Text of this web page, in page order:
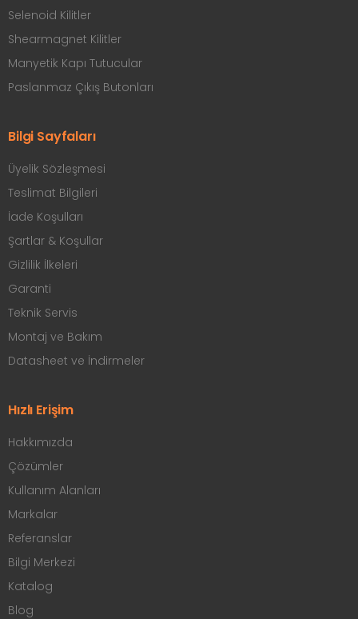
Selenoid Kilitler
Shearmagnet Kilitler
Manyetik Kapı Tutucular
Paslanmaz Çıkış Butonları
Bilgi Sayfaları
Üyelik Sözleşmesi
Teslimat Bilgileri
İade Koşulları
Şartlar & Koşullar
Gizlilik İlkeleri
Garanti
Teknik Servis
Montaj ve Bakım
Datasheet ve İndirmeler
Hızlı Erişim
Hakkımızda
Çözümler
Kullanım Alanları
Markalar
Referanslar
Bilgi Merkezi
Katalog
Blog